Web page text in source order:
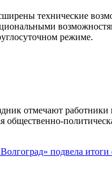
технические
режиме.
отмечают
подвела итоги